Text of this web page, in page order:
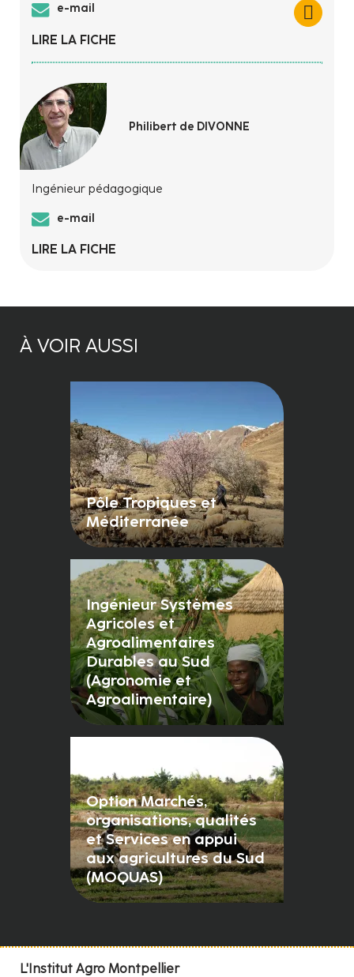
e-mail
LIRE LA FICHE
Philibert de DIVONNE
Ingénieur pédagogique
e-mail
LIRE LA FICHE
À VOIR AUSSI
Pôle Tropiques et
Méditerranée
Ingénieur Systèmes
Agricoles et
Agroalimentaires
Durables au Sud
(Agronomie et
Agroalimentaire)
Option Marchés,
organisations, qualités
et Services en appui
aux agricultures du Sud
(MOQUAS)
L'Institut Agro Montpellier